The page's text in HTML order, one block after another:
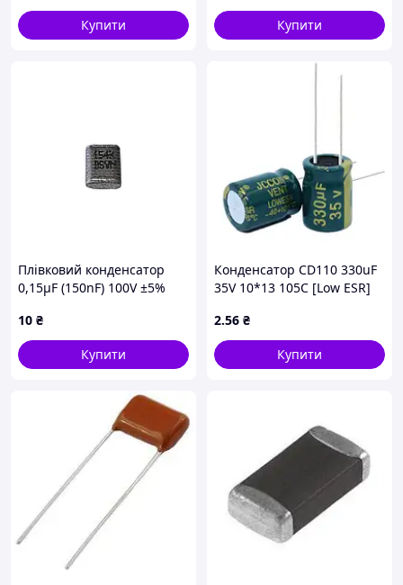
Купити Купити
Плівковий конденсатор
0,15µF (150nF) 100V ±5%
10 ₴
Купити
Конденсатор CD110 330uF
35V 10*13 105C [Low ESR]
2.56 ₴
Купити